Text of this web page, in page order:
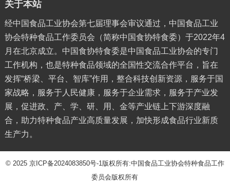
关于本站
经中国食品工业协会第七届理事会审议通过，中国食品工业
协会特种食品工作委员会（简称中国食协特食委）于2022年4
月在北京成立。中国食协特食委是中国食品工业协会的专门
工作机构，也是特种食品领域的全国性交流合作平台，旨在
发挥“桥梁、平台、智库”作用，整合科技创新资源，服务于国
家战略，服务于人民健康，服务于企业需求，服务于产业发
展，促进政、产、学、研、用、金等产业链上下游深度融
合，助力特种食品产业高质量发展，加快形成食品行业新质
生产力。
© 2025 京ICP备2024083850号-1版权所有:中国食品工业协会特种食品工作
委员会版权所有